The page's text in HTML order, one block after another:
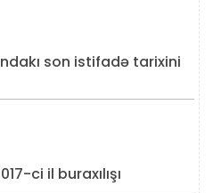
son istifadə tarixini
ci il buraxılışı